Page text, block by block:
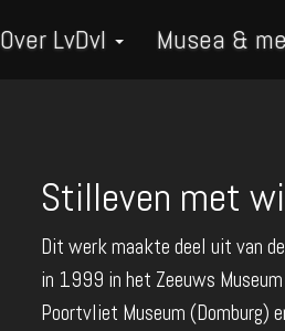
Over LvDvI Musea &
Stilleven met
Dit werk maakte deel uit van
in 1999 in het Zeeuws
Poortvliet Museum (Domburg)